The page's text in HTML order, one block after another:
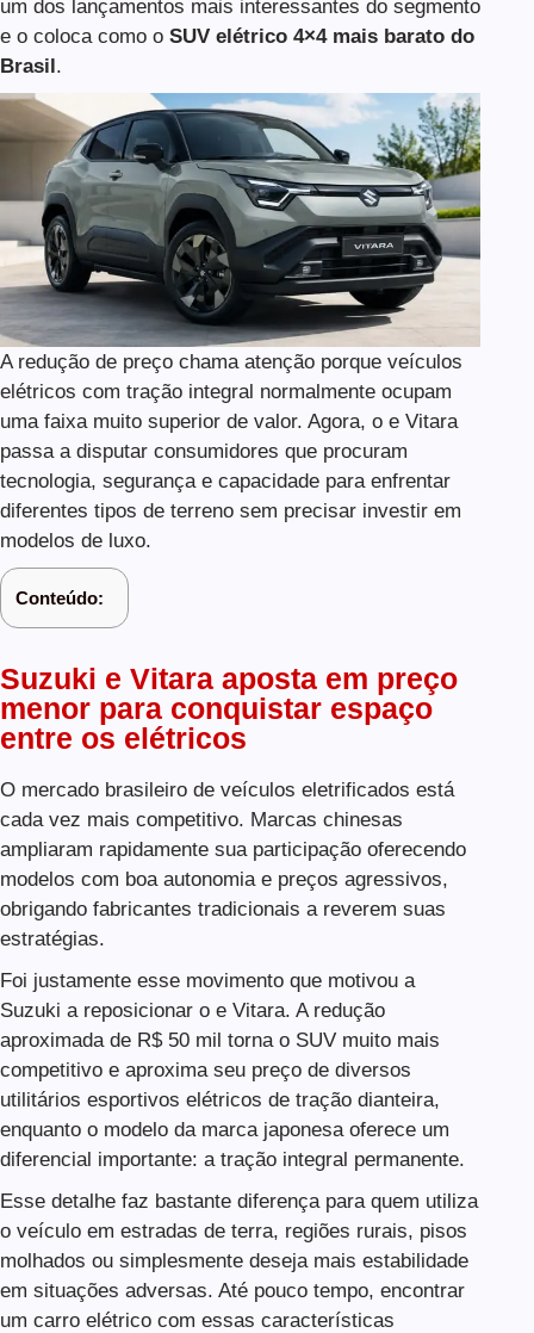
um dos lançamentos mais interessantes do segmento
e o coloca como o SUV elétrico 4×4 mais barato do
Brasil .
A redução de preço chama atenção porque veículos
elétricos com tração integral normalmente ocupam
uma faixa muito superior de valor. Agora, o e Vitara
passa a disputar consumidores que procuram
tecnologia, segurança e capacidade para enfrentar
diferentes tipos de terreno sem precisar investir em
modelos de luxo.
Conteúdo:
Suzuki e Vitara aposta em preço
menor para conquistar espaço
entre os elétricos
O mercado brasileiro de veículos eletrificados está
cada vez mais competitivo. Marcas chinesas
ampliaram rapidamente sua participação oferecendo
modelos com boa autonomia e preços agressivos,
obrigando fabricantes tradicionais a reverem suas
estratégias.
Foi justamente esse movimento que motivou a
Suzuki a reposicionar o e Vitara. A redução
aproximada de R$ 50 mil torna o SUV muito mais
competitivo e aproxima seu preço de diversos
utilitários esportivos elétricos de tração dianteira,
enquanto o modelo da marca japonesa oferece um
diferencial importante: a tração integral permanente.
Esse detalhe faz bastante diferença para quem utiliza
o veículo em estradas de terra, regiões rurais, pisos
molhados ou simplesmente deseja mais estabilidade
em situações adversas. Até pouco tempo, encontrar
um carro elétrico com essas características